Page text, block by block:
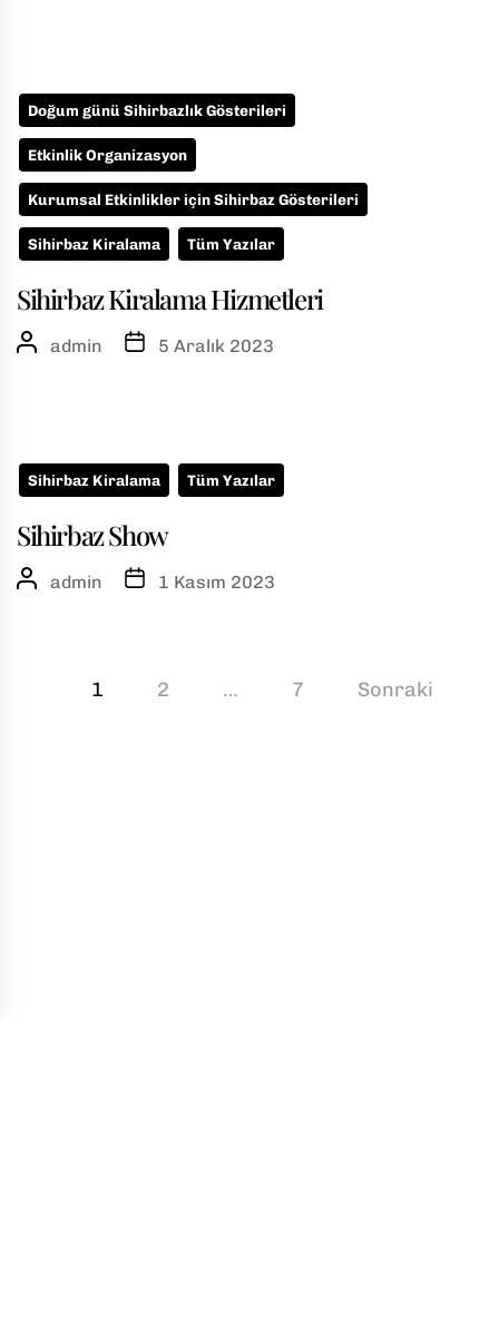
Doğum günü Sihirbazlık Gösterileri
Etkinlik Organizasyon
Kurumsal Etkinlikler için Sihirbaz Gösterileri
Sihirbaz Kiralama Tüm Yazılar
Sihirbaz Kiralama Hizmetleri
admin 5 Aralık 2023
Sihirbaz Kiralama Tüm Yazılar
Sihirbaz Show
admin 1 Kasım 2023
1 2 … 7 Sonraki